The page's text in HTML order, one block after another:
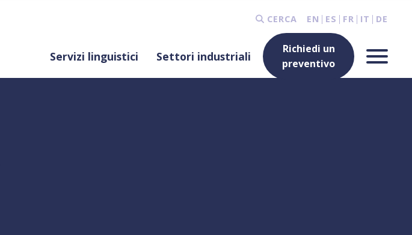
CERCA EN ES FR IT DE
Servizi linguistici Settori industriali
Richiedi un
preventivo